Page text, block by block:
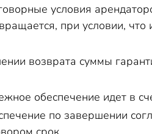
условия
при условии,
возврата суммы
обеспечение идет в
по завершении